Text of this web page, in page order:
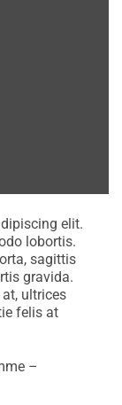
elit.
lobortis.
sagittis
gravida.
ultrices
felis at
–